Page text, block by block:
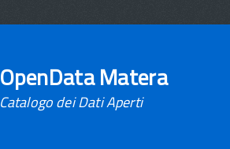
OpenData Matera
Catalogo dei Dati Aperti